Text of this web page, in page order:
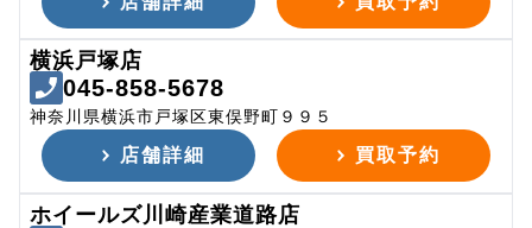
横浜戸塚店
045-858-5678
神奈川県横浜市戸塚区東俣野町９９５
店舗詳細 買取予約
ホイールズ川崎産業道路店